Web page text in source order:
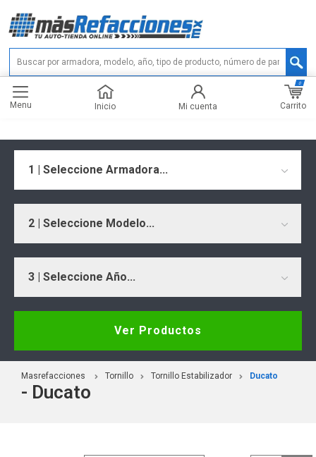
Menu Inicio Mi cuenta Carrito
0
1 | Seleccione Armadora...
2 | Seleccione Modelo...
3 | Seleccione Año...
Ver Productos
Masrefacciones Tornillo Tornillo Estabilizador Ducato
- Ducato